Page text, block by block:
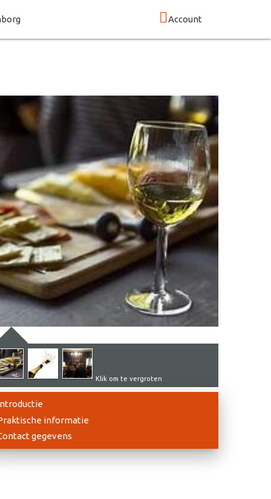
Account
Klik om te vergroten
informatie
gegevens